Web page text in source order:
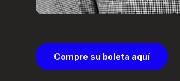
Compre su boleta aquí